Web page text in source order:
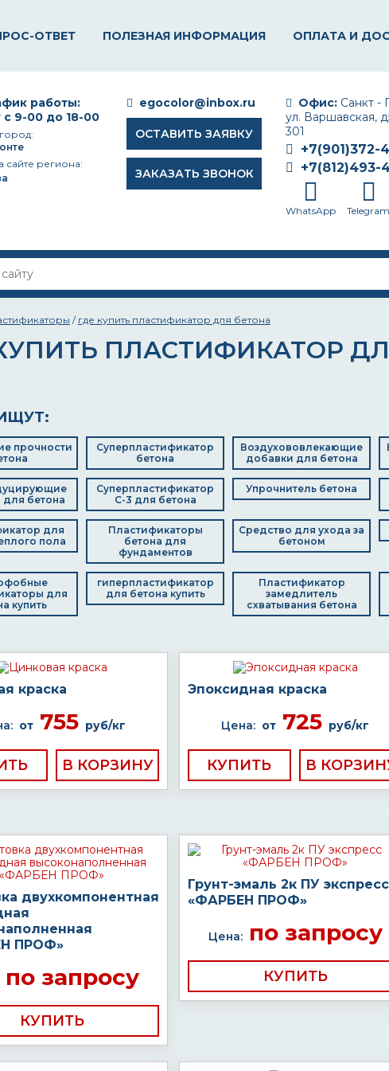
ОТВЕТ ПОЛЕЗНАЯ ИНФОРМАЦИЯ ОПЛАТА И
Офис: Санкт -
ул. Варшавская,
301
+7(901)372-
+7(812)493-
WhatsApp Telegram
egocolor@inbox.ru
ОСТАВИТЬ ЗАЯВКУ
ЗАКАЗАТЬ ЗВОНОК
работы:
с 9-00 до 18-00
сайте региона:
/ где купить пластификатор для бетона
ПЛАСТИФИКАТОР
прочности
Суперпластификатор
бетона
Воздухововлекающие
добавки для бетона
бетона
Суперпластификатор
С-3 для бетона
Упрочнитель бетона
для
пола
Пластификаторы
бетона для
фундаментов
Средство для ухода за
бетоном
для
купить
гиперпластификатор
для бетона купить
Пластификатор
замедлитель
схватывания бетона
краска
от755 руб/кг
Эпоксидная краска
Цена: от 725 руб/кг
КУПИТЬ
двухкомпонентная
ПРОФ»
запросу
КУПИТЬ
Грунт-эмаль 2к ПУ экспресс
«ФАРБЕН ПРОФ»
Цена:по запросу
КУПИТЬ